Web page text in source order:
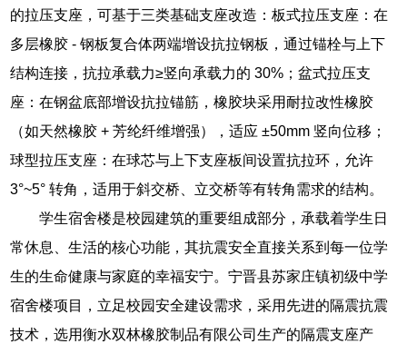
的拉压支座，可基于三类基础支座改造：板式拉压支座：在
多层橡胶 - 钢板复合体两端增设抗拉钢板，通过锚栓与上下
结构连接，抗拉承载力≥竖向承载力的 30%；盆式拉压支
座：在钢盆底部增设抗拉锚筋，橡胶块采用耐拉改性橡胶
（如天然橡胶 + 芳纶纤维增强），适应 ±50mm 竖向位移；
球型拉压支座：在球芯与上下支座板间设置抗拉环，允许
3°~5° 转角，适用于斜交桥、立交桥等有转角需求的结构。
学生宿舍楼是校园建筑的重要组成部分，承载着学生日
常休息、生活的核心功能，其抗震安全直接关系到每一位学
生的生命健康与家庭的幸福安宁。宁晋县苏家庄镇初级中学
宿舍楼项目，立足校园安全建设需求，采用先进的隔震抗震
技术，选用衡水双林橡胶制品有限公司生产的隔震支座产